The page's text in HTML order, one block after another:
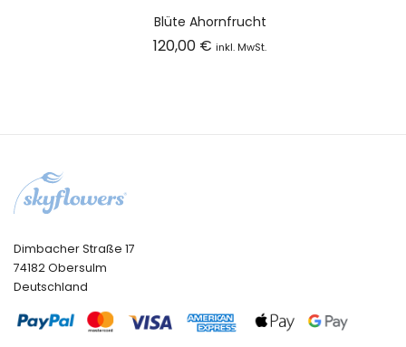
Blüte Ahornfrucht
120,00 € inkl. MwSt.
Dimbacher Straße 17
74182 Obersulm
Deutschland